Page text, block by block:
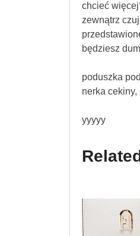
chcieć
zewnątrz
będziesz
poduszka
nerka
yyyyy